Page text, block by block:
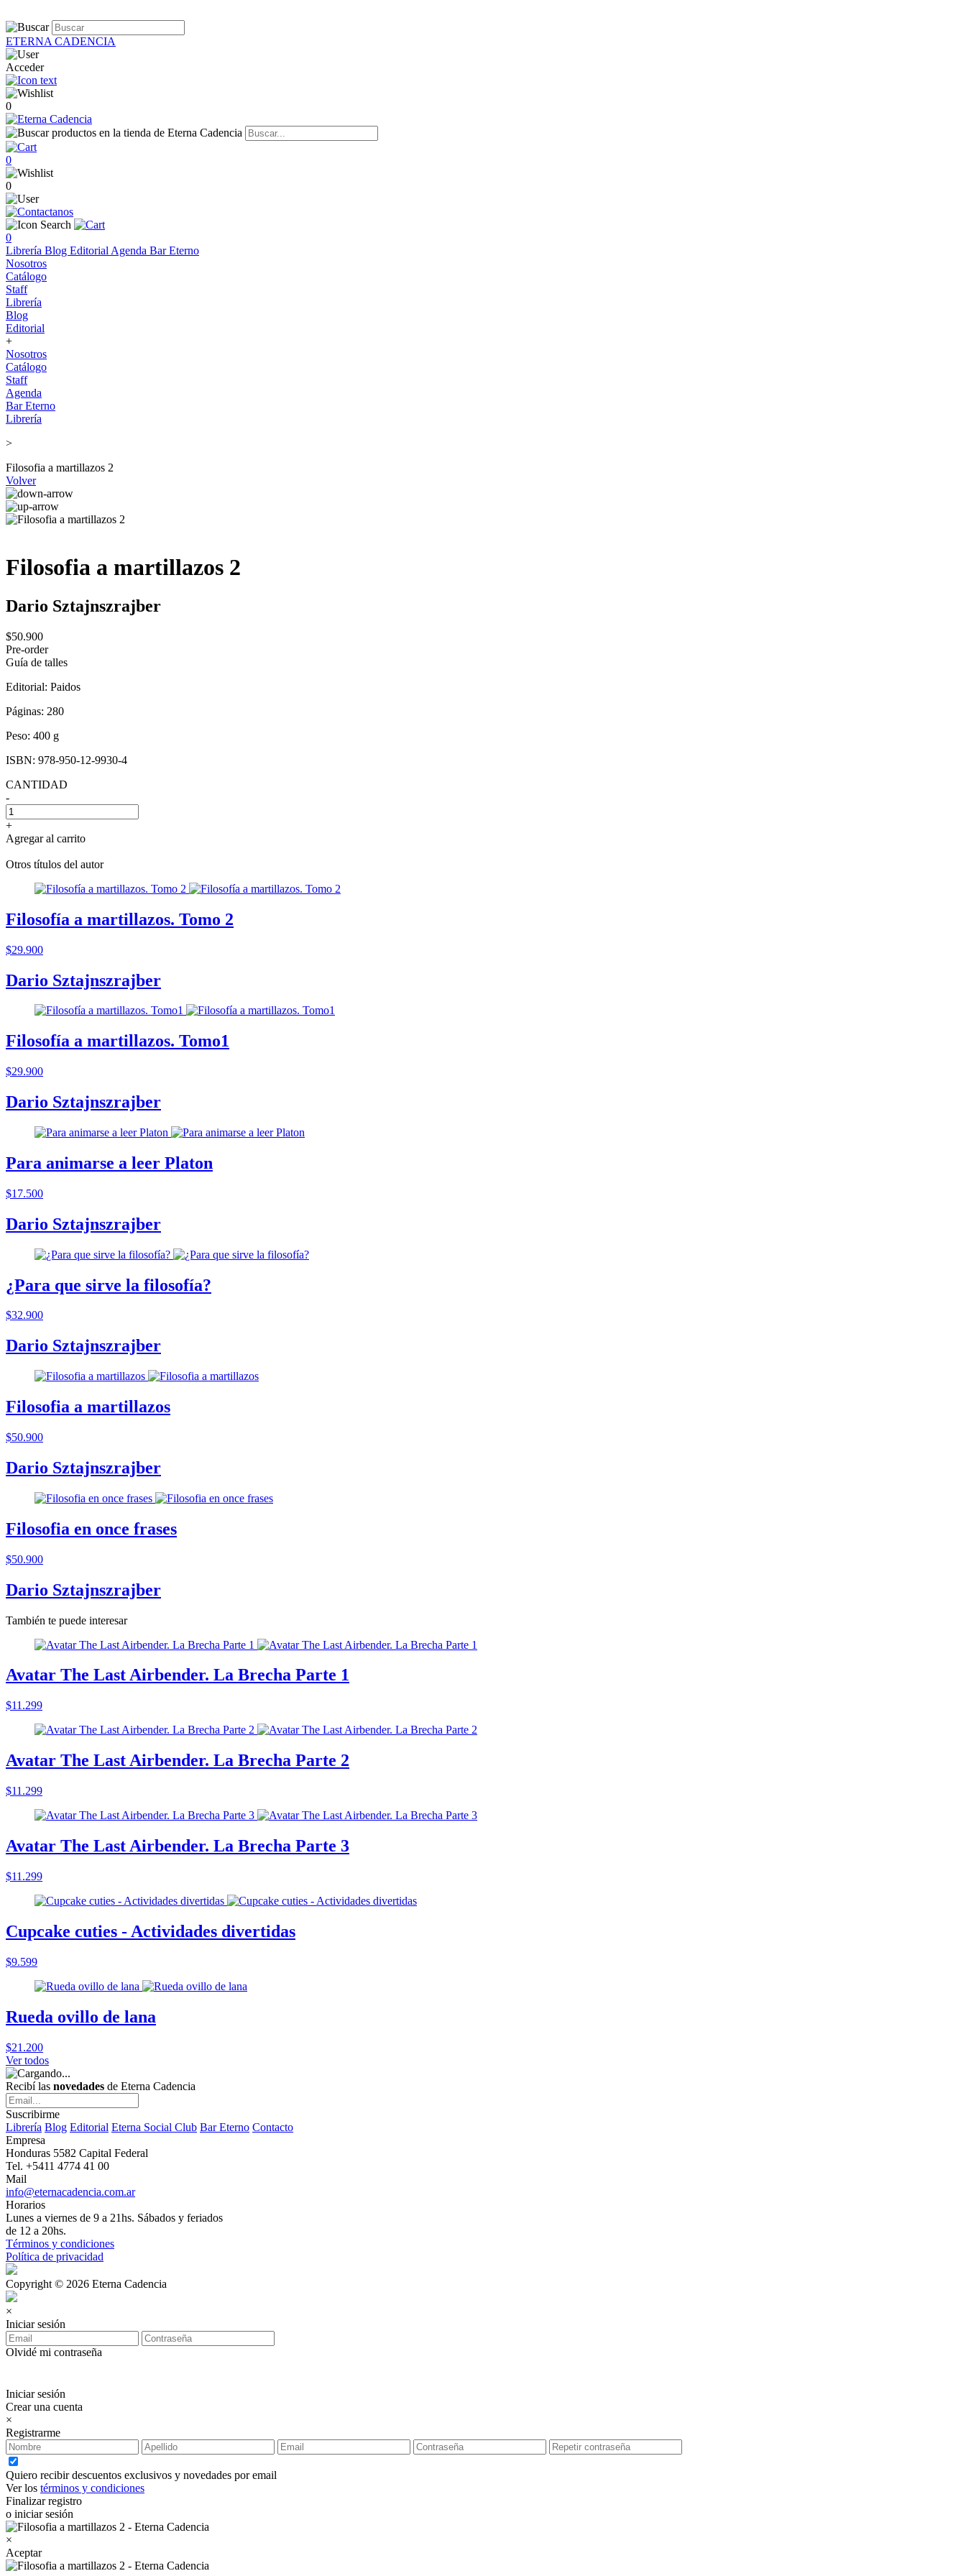
ETERNA CADENCIA
Acceder
0
0
0
0
Librería Blog Editorial Agenda Bar Eterno
Nosotros
Catálogo
Staff
Librería
Blog
Editorial
+
Nosotros
Catálogo
Staff
Agenda
Bar Eterno
Librería
>
Filosofia a martillazos 2
Volver
Filosofia a martillazos 2
Dario Sztajnszrajber
$50.900
Pre-order
Guía de talles
Editorial: Paidos
Páginas: 280
Peso: 400 g
ISBN: 978-950-12-9930-4
CANTIDAD
-
+
Agregar al carrito
Otros títulos del autor
Filosofía a martillazos. Tomo 2
$29.900
Dario Sztajnszrajber
Filosofía a martillazos. Tomo1
$29.900
Dario Sztajnszrajber
Para animarse a leer Platon
$17.500
Dario Sztajnszrajber
¿Para que sirve la filosofía?
$32.900
Dario Sztajnszrajber
Filosofia a martillazos
$50.900
Dario Sztajnszrajber
Filosofia en once frases
$50.900
Dario Sztajnszrajber
También te puede interesar
Avatar The Last Airbender. La Brecha Parte 1
$11.299
Avatar The Last Airbender. La Brecha Parte 2
$11.299
Avatar The Last Airbender. La Brecha Parte 3
$11.299
Cupcake cuties - Actividades divertidas
$9.599
Rueda ovillo de lana
$21.200
Ver todos
Recibí las novedades de Eterna Cadencia
Suscribirme
Librería Blog Editorial Eterna Social Club Bar Eterno Contacto
Empresa
Honduras 5582 Capital Federal
Tel. +5411 4774 41 00
Mail
info@eternacadencia.com.ar
Horarios
Lunes a viernes de 9 a 21hs. Sábados y feriados
de 12 a 20hs.
Términos y condiciones
Política de privacidad
Copyright © 2026 Eterna Cadencia
×
Iniciar sesión
Olvidé mi contraseña
Iniciar sesión
Crear una cuenta
×
Registrarme
Quiero recibir descuentos exclusivos y novedades por email
Ver los términos y condiciones
Finalizar registro
o iniciar sesión
×
Aceptar